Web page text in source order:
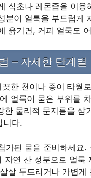
식초나 레몬즙을 이
분이 얼룩을 부드럽게
옮기면, 커피 얼룩도
– 자세한 단계별
한 천이나 종이 타월
얼룩이 묻은 부위를
한 물리적 문지름을 삼
니다.
가된 물을 준비하세요
자연 산 성분으로 얼룩
살 두드리거나 가볍